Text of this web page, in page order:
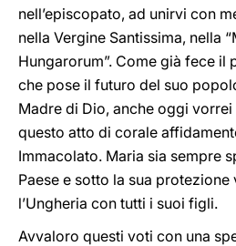
nell’episcopato, ad unirvi con
nella Vergine Santissima, nella
Hungarorum”. Come già fece il
che pose il futuro del suo
Madre di Dio, anche oggi
questo atto di corale
Immacolato. Maria sia sempre
Paese e sotto la sua
l’Ungheria con tutti i suoi figli.
Avvaloro questi voti con una